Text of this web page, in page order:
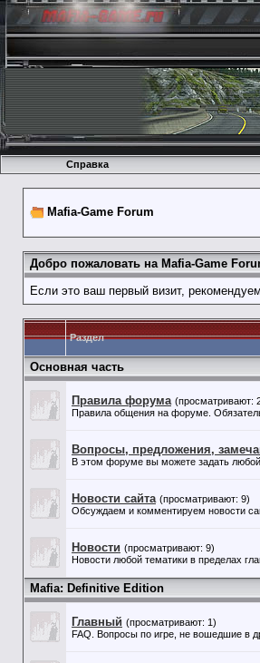
Справка
Mafia-Game Forum
Добро пожаловать на Mafia-Game
Если это ваш первый визит,
Раздел
Основная часть
Правила форума (просматривают:
Правила общения на форуме.
Вопросы, предложения,
В этом форуме вы можете задать
Новости сайта (просматривают: 9)
Обсуждаем и комментируем новости
Новости (просматривают: 9)
Новости любой тематики в пределах
Mafia: Definitive Edition
Главный (просматривают: 1)
FAQ. Вопросы по игре, не вошедшие в